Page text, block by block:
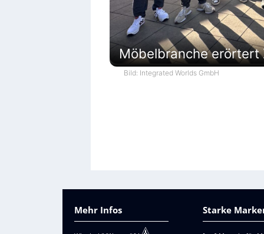
Möbelbranche erörtert
Bild: Integrated Worlds GmbH
Mehr Infos Starke